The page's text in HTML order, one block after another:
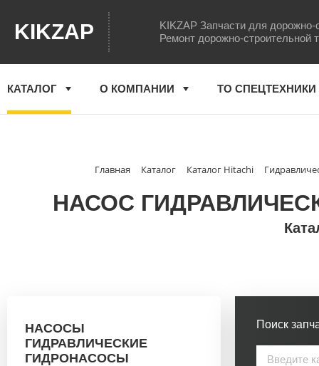
KIKZAP
KIKZAP Запчасти для дорожно-
Ремонт дорожно-строительной
КАТАЛОГ О КОМПАНИИ ТО СПЕЦТЕХНИКИ
Главная Каталог Каталог Hitachi
НАСОС
НАСОСЫ
ГИДРАВЛИЧЕСКИЕ
ГИДРОНАСОСЫ
Поиск